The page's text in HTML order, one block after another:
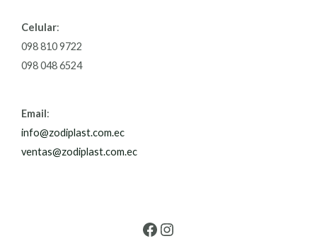
Celular:
098 810 9722
098 048 6524
Email:
info@zodiplast.com.ec
ventas@zodiplast.com.ec